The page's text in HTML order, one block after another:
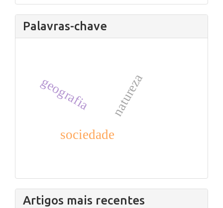
Palavras-chave
sociedade
natureza
geografia
Artigos mais recentes